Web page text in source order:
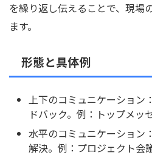
を繰り返し伝えることで、現場
ます。
形態と具体例
上下のコミュニケーション
ドバック。例：トップメッ
水平のコミュニケーション
解決。例：プロジェクト会